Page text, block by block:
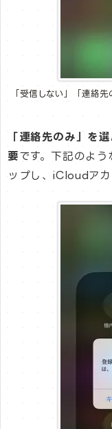
「受信しない」「連絡
「連絡先のみ」を
要です。下記のよ
ップし、iCloudアカ